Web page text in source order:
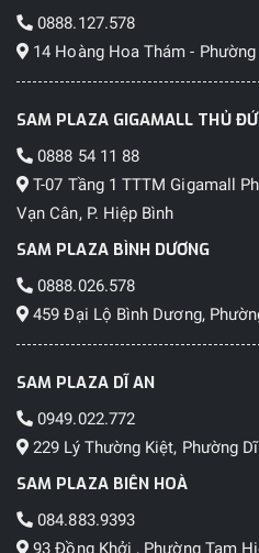
0888.127.578
14 Hoàng Hoa Thám -
SAM PLAZA GIGAMALL THỦ
0888 54 11 88
T-07 Tầng 1 TTTM Gigamall
Vạn Cân, P. Hiệp Bình
SAM PLAZA BÌNH DƯƠNG
0888.026.578
459 Đại Lộ Bình Dương,
SAM PLAZA DĨ AN
0949.022.772
229 Lý Thường Kiệt, Phường
SAM PLAZA BIÊN HOÀ
084.883.9393
93 Đồng Khởi , Phường Tam